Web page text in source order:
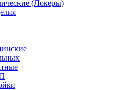
(Локеры)